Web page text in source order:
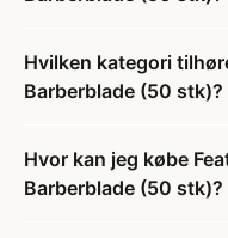
Hvilken kategori
Barberblade (50 stk)?
Hvor kan jeg købe
Barberblade (50 stk)?